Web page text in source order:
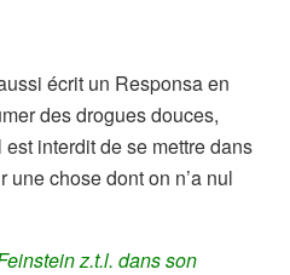
écrit un Responsa en
des drogues douces,
interdit de se mettre dans
chose dont on n’a nul
z.t.l. dans son